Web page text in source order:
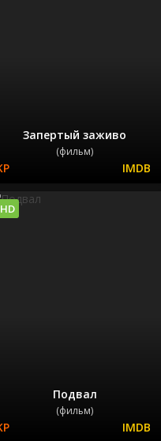
Запертый заживо
(фильм)
Подвал
(фильм)
HD